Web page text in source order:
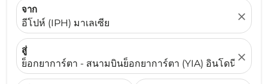
จาก
อีโปห์ (IPH) มาเลเซีย
close
สู่
ย็อกยาการ์ตา - สนามบินย็อกยาการ์ตา (YIA) อินโดนีเซีย
close